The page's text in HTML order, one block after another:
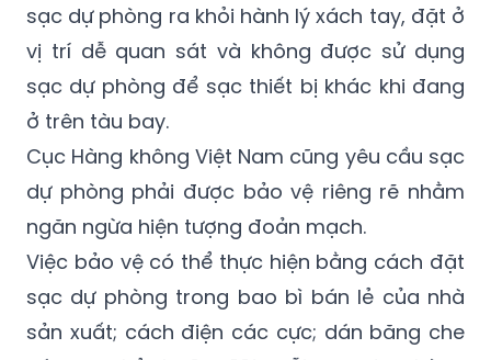
sạc dự phòng để sạc thiết bị khác khi đang
ở trên tàu bay.
Cục Hàng không Việt Nam cũng yêu cầu sạc
dự phòng phải được bảo vệ riêng rẽ nhằm
ngăn ngừa hiện tượng đoản mạch.
Việc bảo vệ có thể thực hiện bằng cách đặt
sạc dự phòng trong bao bì bán lẻ của nhà
sản xuất; cách điện các cực; dán băng che
các cực hở; hoặc đặt mỗi sạc dự phòng
trong một túi nhựa riêng, túi bảo vệ chuyên